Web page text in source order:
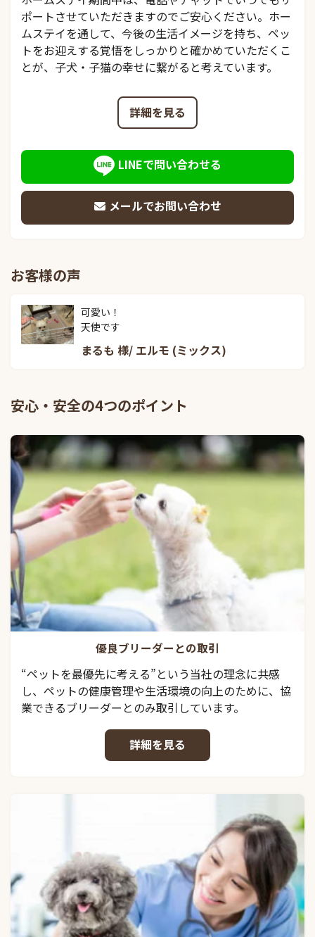
ポートさせていただきますのでご安心ください。ホー
ムステイを通して、今後の生活イメージを持ち、ペッ
トをお迎えする覚悟をしっかりと確かめていただくこ
とが、子犬・子猫の幸せに繋がると考えています。
詳細を見る
LINEで問い合わせる
メールでお問い合わせ
お客様の声
可愛い！
天使です
まるも 様/ エルモ (ミックス)
安心・安全の4つのポイント
優良ブリーダーとの取引
“ペットを最優先に考える”という当社の理念に共感
し、ペットの健康管理や生活環境の向上のために、協
業できるブリーダーとのみ取引しています。
詳細を見る